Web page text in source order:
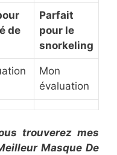
de
​Parfait
pour le
snorkeling
Mon
évaluation
trouverez mes
Masque De